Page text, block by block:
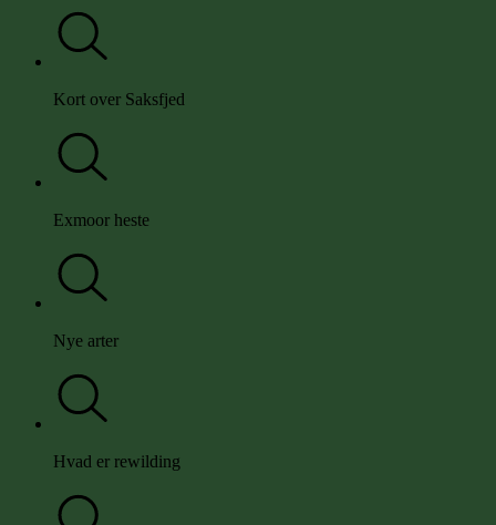
Kort over Saksfjed
Exmoor heste
Nye arter
Hvad er rewilding